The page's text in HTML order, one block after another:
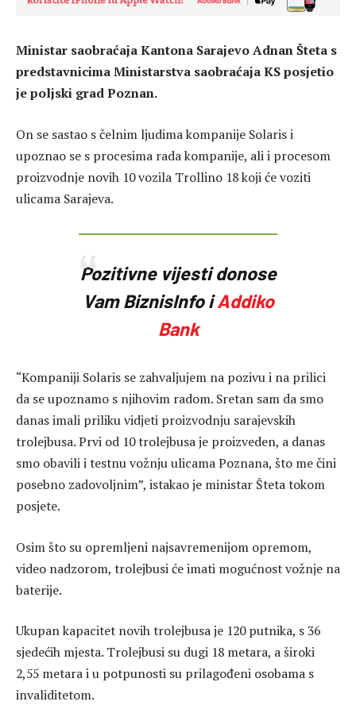
Ministar saobraćaja Kantona Sarajevo Adnan Šteta s
predstavnicima Ministarstva saobraćaja KS posjetio
je poljski grad Poznan.
On se sastao s čelnim ljudima kompanije Solaris i
upoznao se s procesima rada kompanije, ali i procesom
proizvodnje novih 10 vozila Trollino 18 koji će voziti
ulicama Sarajeva.
Pozitivne vijesti donose
Vam BiznisInfo iAddiko
Bank
“Kompaniji Solaris se zahvaljujem na pozivu i na prilici
da se upoznamo s njihovim radom. Sretan sam da smo
danas imali priliku vidjeti proizvodnju sarajevskih
trolejbusa. Prvi od 10 trolejbusa je proizveden, a danas
smo obavili i testnu vožnju ulicama Poznana, što me čini
posebno zadovoljnim”, istakao je ministar Šteta tokom
posjete.
Osim što su opremljeni najsavremenijom opremom,
video nadzorom, trolejbusi će imati mogućnost vožnje na
baterije.
Ukupan kapacitet novih trolejbusa je 120 putnika, s 36
sjedećih mjesta. Trolejbusi su dugi 18 metara, a široki
2,55 metara i u potpunosti su prilagođeni osobama s
invaliditetom.